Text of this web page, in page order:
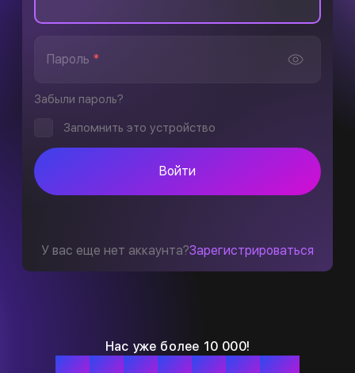
Нас уже более 10 000!
Пароль *
Забыли пароль?
Запомнить это устройство
Войти
У вас еще нет аккаунта?Зарегистрироваться